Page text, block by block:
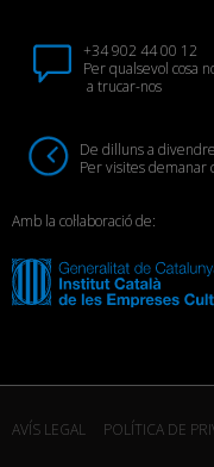
+34 902 44 00 12
Per qualsevol cosa
a trucar-nos
De dilluns a
Per visites demanar
Amb la col·laboració de:
AVÍS LEGAL POLÍTICA DE